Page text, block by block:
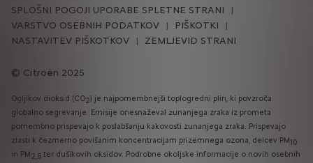
Citroën 2025
SPLOŠNI POGOJI UPORABE SPLETNE STRANI
VARSTVO OSEBNIH PODATKOV
PIŠKOTKI
NASTAVITEV PIŠKOTKOV
ZEMLJEVID STRANI
Ogljikov dioksid (CO2) je najpomembnejši toplogredni plin, ki povzroča
globalno segrevanje. Emisije onesnaževal zunanjega zraka iz prometa
pomembno prispevajo k poslabšanju kakovosti zunanjega zraka. Prispevajo
zlasti k čezmerno povišanim koncentracijam prizemnega ozona, delcev PM10
in PM 2,5 ter dušikovih oksidov. Podrobne okoljske informacije o novih osebnih